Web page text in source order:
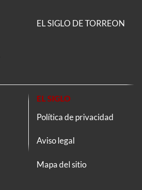
EL SIGLO DE TORREON
EL SIGLO
Política de privacidad
Aviso legal
Mapa del sitio